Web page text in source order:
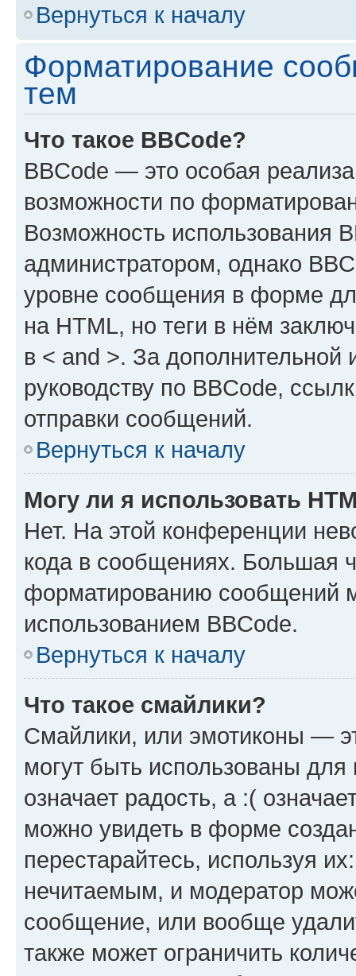
Вернуться к началу
Форматирование
тем
Что такое BBCode?
BBCode — это особая
возможности по
Возможность использования
администратором, однако
уровне сообщения в форме
на HTML, но теги в нём
в < and >. За
руководству по BBCode,
отправки сообщений.
Вернуться к началу
Могу ли я использовать
Нет. На этой конференции
кода в сообщениях. Большая
форматированию сообщений
использованием BBCode.
Вернуться к началу
Что такое смайлики?
Смайлики, или эмотиконы —
могут быть использованы
означает радость, а :(
можно увидеть в форме
перестарайтесь, используя
нечитаемым, и модератор
сообщение, или вообще
также может ограничить